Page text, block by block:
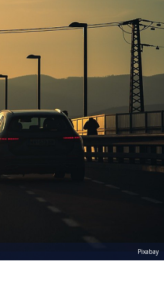
Pixabay